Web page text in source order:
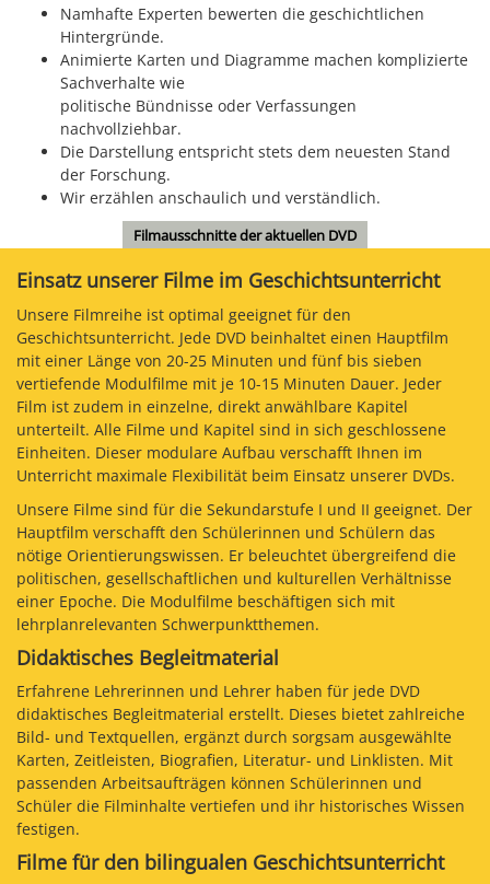
Namhafte Experten bewerten die geschichtlichen
Hintergründe.
Animierte Karten und Diagramme machen komplizierte
Sachverhalte wie
politische Bündnisse oder Verfassungen
nachvollziehbar.
Die Darstellung entspricht stets dem neuesten Stand
der Forschung.
Wir erzählen anschaulich und verständlich.
Filmausschnitte der aktuellen DVD
Einsatz unserer Filme im Geschichtsunterricht
Unsere Filmreihe ist optimal geeignet für den
Geschichtsunterricht. Jede DVD beinhaltet einen Hauptfilm
mit einer Länge von 20-25 Minuten und fünf bis sieben
vertiefende Modulfilme mit je 10-15 Minuten Dauer. Jeder
Film ist zudem in einzelne, direkt anwählbare Kapitel
unterteilt. Alle Filme und Kapitel sind in sich geschlossene
Einheiten. Dieser modulare Aufbau verschafft Ihnen im
Unterricht maximale Flexibilität beim Einsatz unserer DVDs.
Unsere Filme sind für die Sekundarstufe I und II geeignet. Der
Hauptfilm verschafft den Schülerinnen und Schülern das
nötige Orientierungswissen. Er beleuchtet übergreifend die
politischen, gesellschaftlichen und kulturellen Verhältnisse
einer Epoche. Die Modulfilme beschäftigen sich mit
lehrplanrelevanten Schwerpunktthemen.
Didaktisches Begleitmaterial
Erfahrene Lehrerinnen und Lehrer haben für jede DVD
didaktisches Begleitmaterial erstellt. Dieses bietet zahlreiche
Bild- und Textquellen, ergänzt durch sorgsam ausgewählte
Karten, Zeitleisten, Biografien, Literatur- und Linklisten. Mit
passenden Arbeitsaufträgen können Schülerinnen und
Schüler die Filminhalte vertiefen und ihr historisches Wissen
festigen.
Filme für den bilingualen Geschichtsunterricht